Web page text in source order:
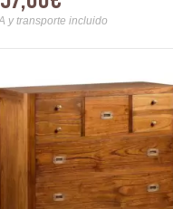
y transporte incluido